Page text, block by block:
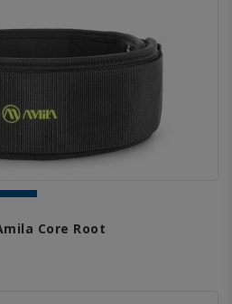
Core Root